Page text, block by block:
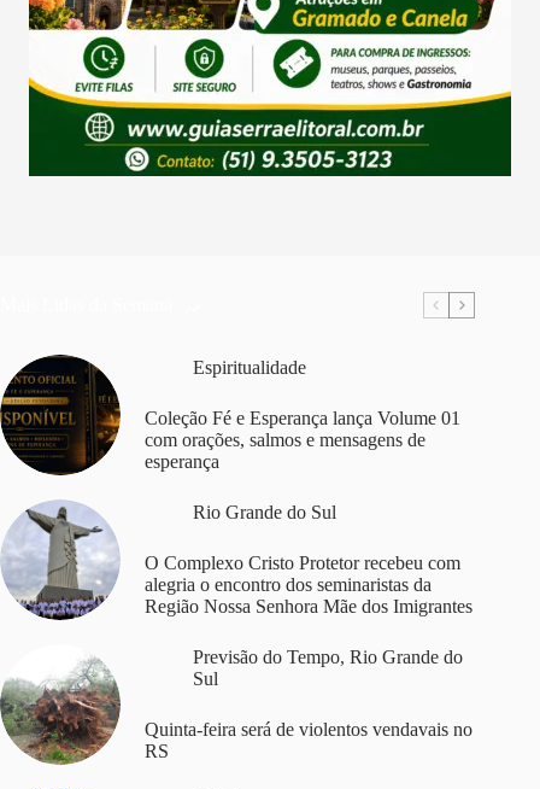
Espiritualidade
Coleção Fé e Esperança lança Volume 01
com orações, salmos e mensagens de
esperança
Rio Grande do Sul
O Complexo Cristo Protetor recebeu com
alegria o encontro dos seminaristas da
Região Nossa Senhora Mãe dos Imigrantes
Previsão do Tempo, Rio Grande do
Sul
Quinta-feira será de violentos vendavais no
RS